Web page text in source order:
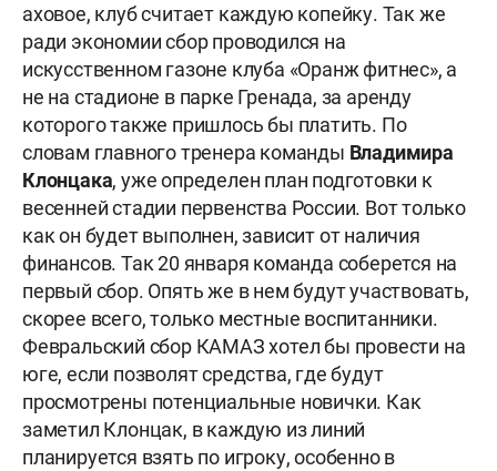
аховое, клуб считает каждую копейку. Так же
ради экономии сбор проводился на
искусственном газоне клуба «Оранж фитнес», а
не на стадионе в парке Гренада, за аренду
которого также пришлось бы платить. По
словам главного тренера команды Владимира
Клонцака, уже определен план подготовки к
весенней стадии первенства России. Вот только
как он будет выполнен, зависит от наличия
финансов. Так 20 января команда соберется на
первый сбор. Опять же в нем будут участвовать,
скорее всего, только местные воспитанники.
Февральский сбор КАМАЗ хотел бы провести на
юге, если позволят средства, где будут
просмотрены потенциальные новички. Как
заметил Клонцак, в каждую из линий
планируется взять по игроку, особенно в